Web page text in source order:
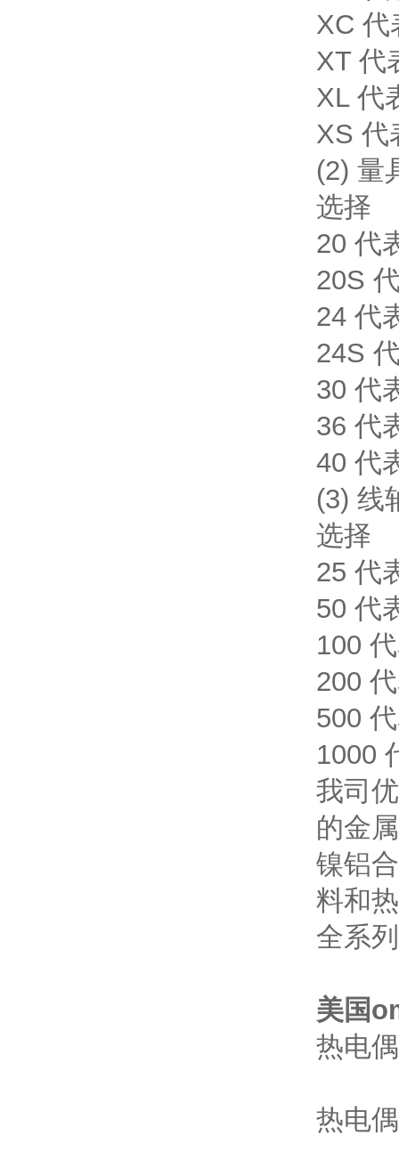
XC 代
XT 代
XL 代
XS 代
(2) 量
选择
20 代
20S
24 代
24S
30 代
36 代
40 代
(3) 线
选择
25 代
50 代
100
200
500
1000
我司
的金
镍铝
料和
全系
美国
热电
热电